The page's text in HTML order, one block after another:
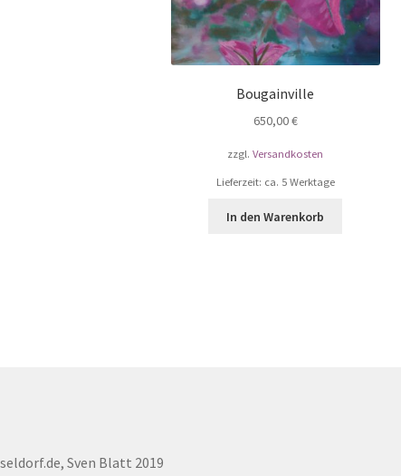
Bougainville
650,00€
zzgl.Versandkosten
Lieferzeit: ca. 5 Werktage
In den Warenkorb
Sven Blatt 2019